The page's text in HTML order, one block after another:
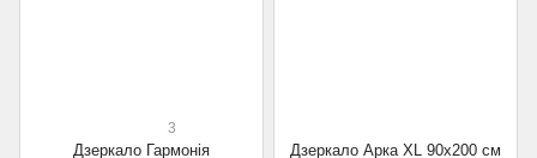
3
Дзеркало Гармонія Дзеркало Арка XL 90х200 см